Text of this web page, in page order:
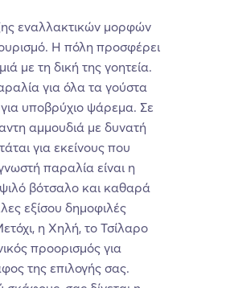
εναλλακτικών μορφών
Η πόλη προσφέρει
με τη δική της γοητεία.
για όλα τα γούστα
υποβρύχιο ψάρεμα. Σε
αμμουδιά με δυνατή
για εκείνους που
παραλία είναι η
βότσαλο και καθαρά
εξίσου δημοφιλές
η Χηλή, το Τσίλαρο
προορισμός για
της επιλογής σας.